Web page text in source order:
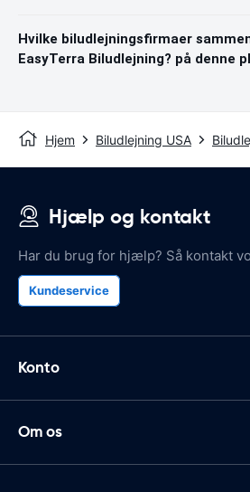
Hvilke biludlejningsfirmaer
EasyTerra Biludlejning? på denne
Hjem Biludlejning USA
Hjælp og kontakt
Har du brug for hjælp? Så kontakt
Kundeservice
Konto
Om os